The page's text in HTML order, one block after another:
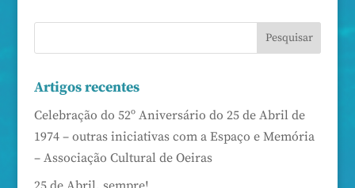
Artigos recentes
Celebração do 52º Aniversário do 25 de Abril de
1974 – outras iniciativas com a Espaço e Memória
– Associação Cultural de Oeiras